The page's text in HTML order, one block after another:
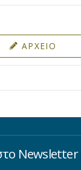
ΑΡΧΕΙΟ